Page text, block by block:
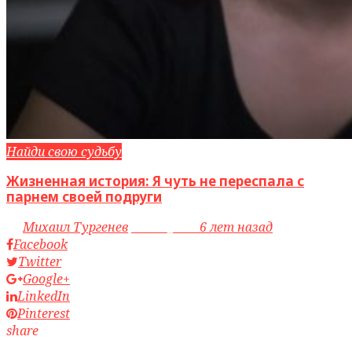
Найди свою судьбу
Жизненная история: Я чуть не переспала с
парнем своей подруги
byМихаил Тургенев
6 лет назад
Facebook
Twitter
Google+
LinkedIn
Pinterest
share